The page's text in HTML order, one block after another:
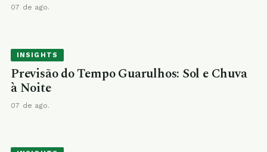
07 de ago.
INSIGHTS
Previsão do Tempo Guarulhos: Sol e Chuva
à Noite
07 de ago.